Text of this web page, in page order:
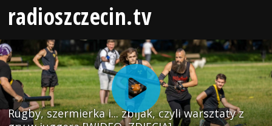
radioszczecin.tv
Rugby, szermierka i... zbijak, czyli warsztaty z